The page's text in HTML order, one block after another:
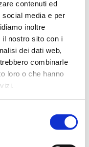
contenuti ed
social media e per
inoltre
il nostro sito con i
dei dati web,
combinarle
loro o che hanno
In questi
presenze
hanno
nei